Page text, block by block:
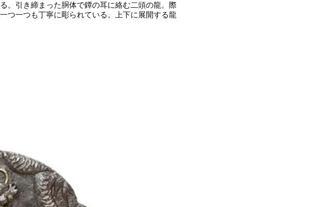
。引き締まった胴体で鐔の耳に絡む二頭の龍。際
つ一つも丁寧に彫られている。上下に展開する龍